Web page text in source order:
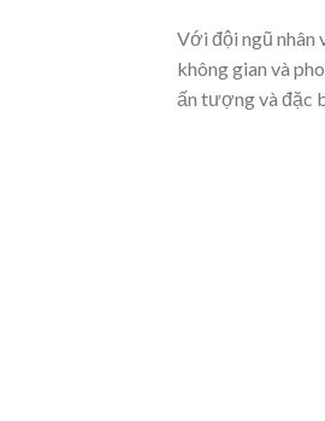
Với đội ngũ nhân
không gian và
ấn tượng và đặc